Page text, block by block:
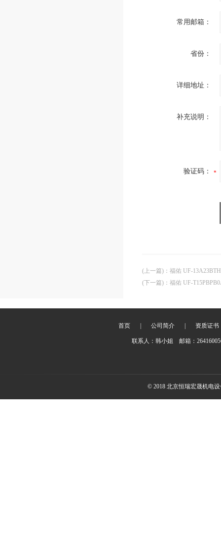
常用邮箱：
省份：
详细地址：
补充说明：
验证码：
(上一篇) ： 福佑 UF-
(下一篇) ： 福佑 UF-
首页 公司简介 资质证书
联系人：韩小姐 邮箱：
© 2018 北京恒瑞宏晟机电